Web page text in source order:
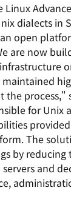
Linux
dialects in
open
are now
process,"
for Unix
The
by reducing
and